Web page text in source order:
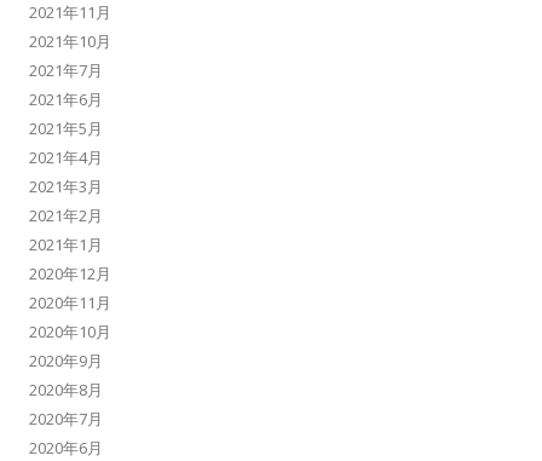
2021年11月
2021年10月
2021年7月
2021年6月
2021年5月
2021年4月
2021年3月
2021年2月
2021年1月
2020年12月
2020年11月
2020年10月
2020年9月
2020年8月
2020年7月
2020年6月